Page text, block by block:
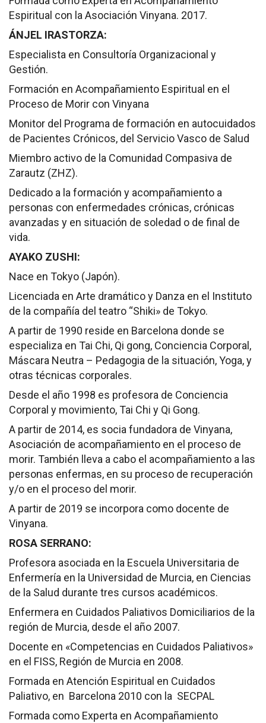
Espiritual con la Asociación Vinyana. 2017.
ÁNJEL IRASTORZA:
Especialista en Consultoría Organizacional y
Gestión.
Formación en Acompañamiento Espiritual en el
Proceso de Morir con Vinyana
Monitor del Programa de formación en autocuidados
de Pacientes Crónicos, del Servicio Vasco de Salud
Miembro activo de la Comunidad Compasiva de
Zarautz (ZHZ).
Dedicado a la formación y acompañamiento a
personas con enfermedades crónicas, crónicas
avanzadas y en situación de soledad o de final de
vida.
AYAKO ZUSHI:
Nace en Tokyo (Japón).
Licenciada en Arte dramático y Danza en el Instituto
de la compañía del teatro “Shiki» de Tokyo.
A partir de 1990 reside en Barcelona donde se
especializa en Tai Chi, Qi gong, Conciencia Corporal,
Máscara Neutra – Pedagogia de la situación, Yoga, y
otras técnicas corporales.
Desde el año 1998 es profesora de Conciencia
Corporal y movimiento, Tai Chi y Qi Gong.
A partir de 2014, es socia fundadora de Vinyana,
Asociación de acompañamiento en el proceso de
morir. También lleva a cabo el acompañamiento a las
personas enfermas, en su proceso de recuperación
y/o en el proceso del morir.
A partir de 2019 se incorpora como docente de
Vinyana.
ROSA SERRANO:
Profesora asociada en la Escuela Universitaria de
Enfermería en la Universidad de Murcia, en Ciencias
de la Salud durante tres cursos académicos.
Enfermera en Cuidados Paliativos Domiciliarios de la
región de Murcia, desde el año 2007.
Docente en «Competencias en Cuidados Paliativos»
en el FISS, Región de Murcia en 2008.
Formada en Atención Espiritual en Cuidados
Paliativo, en Barcelona 2010 con la SECPAL
Formada como Experta en Acompañamiento